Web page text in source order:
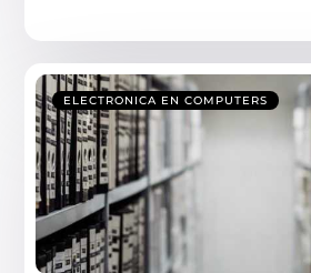
ELECTRONICA EN COMPUTERS